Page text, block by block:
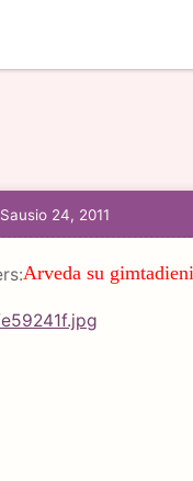
Sausio 24, 2011
Arveda su